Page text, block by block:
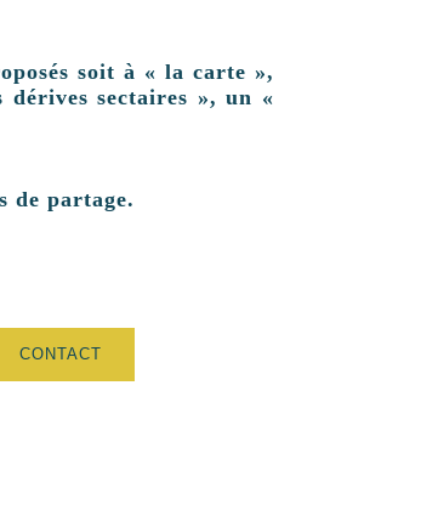
soit à « la carte »,
dérives sectaires », un «
de partage.
CONTACT